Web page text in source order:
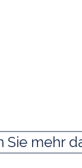
Sie mehr